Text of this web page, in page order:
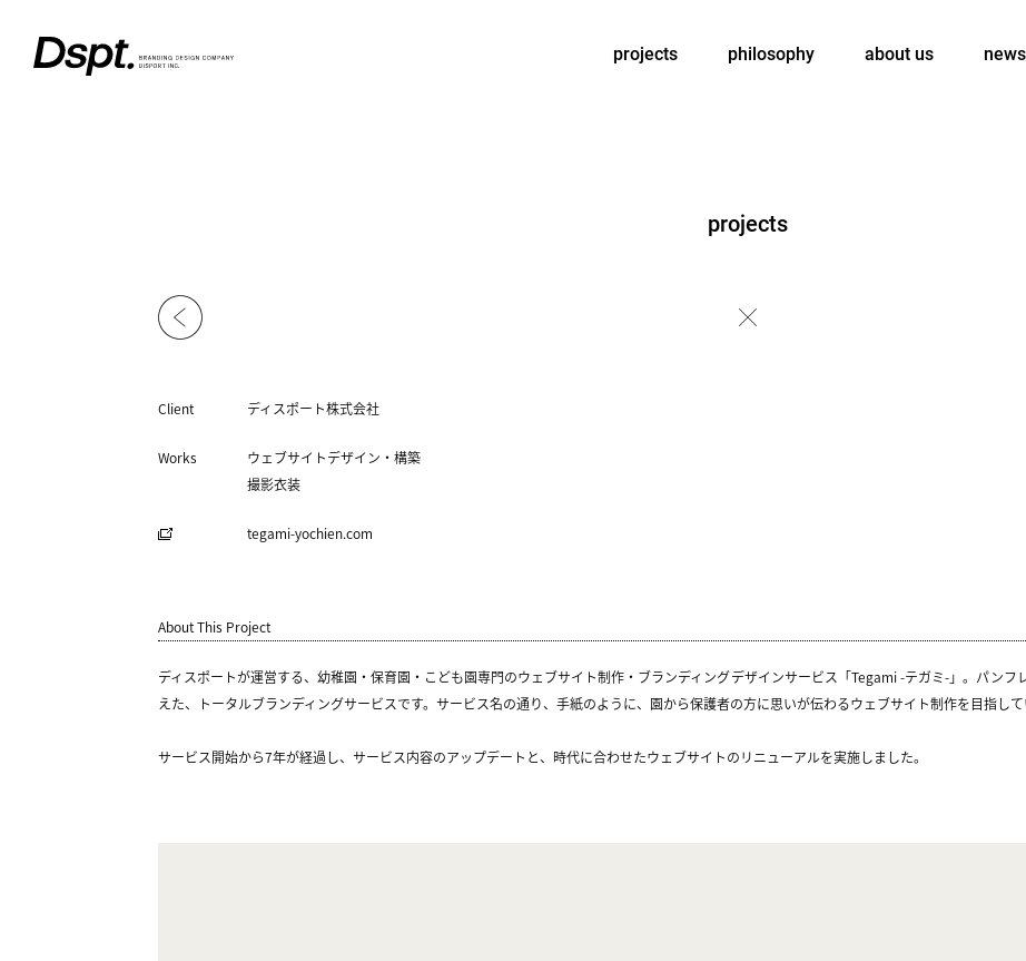
projects philosophy about us news
projects
Client ディスポート株式会社
Works
ウェブサイトデザイン・構築
撮影衣装
tegami-yochien.com
About This Project
ディスポートが運営する、幼稚園・保育園・こども園専門のウェブサイト制作・ブランディングデザインサービス「Tegami -テガミ-」。パン
えた、トータルブランディングサービスです。サービス名の通り、手紙のように、園から保護者の方に思いが伝わるウェブサイト制作を目指して
サービス開始から7年が経過し、サービス内容のアップデートと、時代に合わせたウェブサイトのリニューアルを実施しました。